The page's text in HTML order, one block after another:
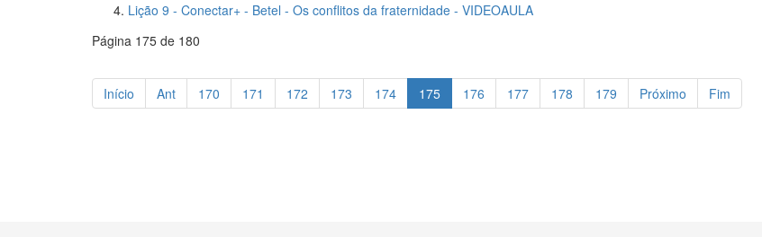
Lição 9 - Conectar+ - Betel - Os conflitos da fraternidade - VIDEOAULA
Página 175 de 180
Início Ant 170 171 172 173 174 175 176 177 178 179 Próximo Fim